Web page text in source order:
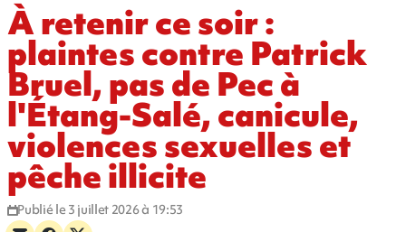
À retenir ce soir :
plaintes contre Patrick
Bruel, pas de Pec à
l'Étang-Salé, canicule,
violences sexuelles et
pêche illicite
Publié le 3 juillet 2026 à 19:53